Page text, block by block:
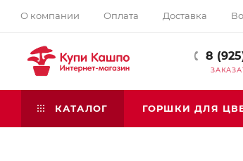
О компании Оплата Доставка
8
КАТАЛОГ ГОРШКИ ДЛЯ